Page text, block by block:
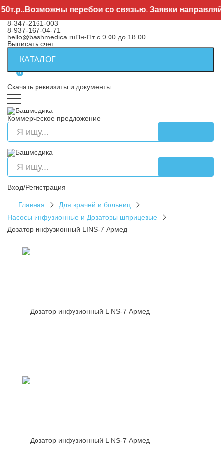
перебои со связью. Заявки направляйте на
8-347-2161-003
8-937-167-04-71
hello@bashmedica.ruПн-Пт с 9.00 до 18.00
Выписать счет
КАТАЛОГ
0
Скачать реквизиты и документы
Коммерческое предложение
Вход/Регистрация
Главная
Для врачей и больниц
Насосы инфузионные и Дозаторы шприцевые
Дозатор инфузионный LINS-7 Армед